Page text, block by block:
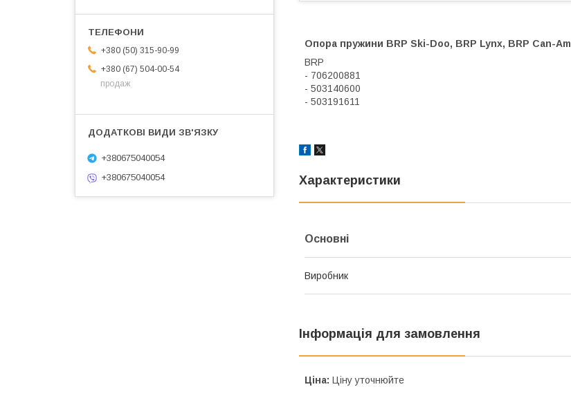
Опора пружини BRP Ski-Doo, BRP Lynx, BRP Can-Am
BRP
- 706200881
- 503140600
- 503191611
Характеристики
Основні
Виробник
Інформація для замовлення
Ціна: Ціну уточнюйте
+380 (50) 315-90-99
+380 (67) 504-00-54
продаж
+380675040054
+380675040054